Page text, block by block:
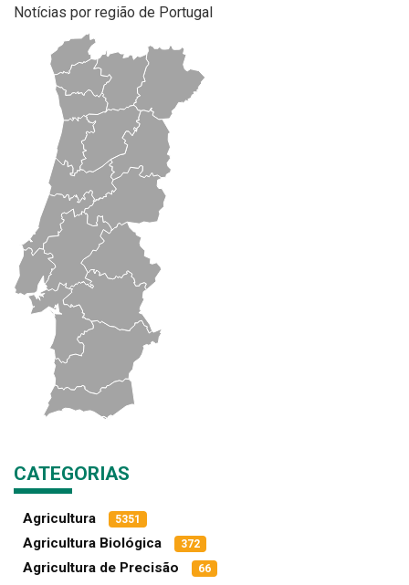
Notícias por região de Portugal
CATEGORIAS
Agricultura 5351
Agricultura Biológica 372
Agricultura de Precisão 66